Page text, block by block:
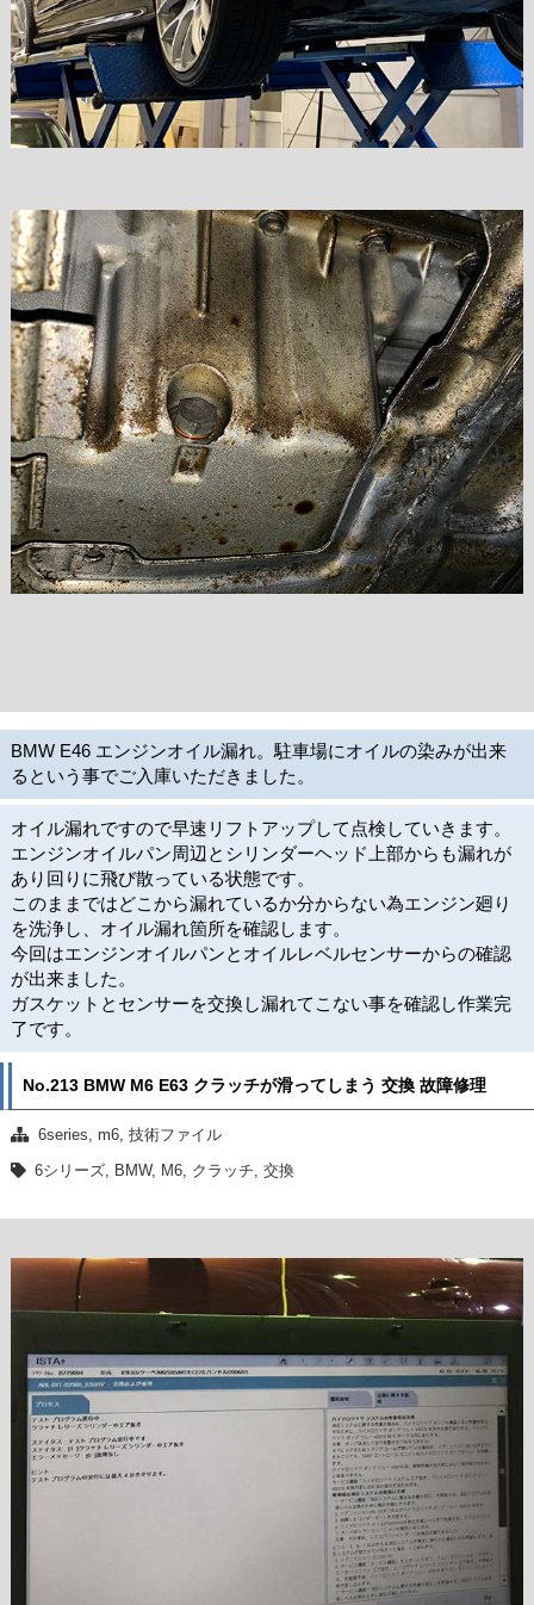
BMW E46 エンジンオイル漏れ。駐車場にオイルの染みが出来
るという事でご入庫いただきました。
オイル漏れですので早速リフトアップして点検していきます。
エンジンオイルパン周辺とシリンダーヘッド上部からも漏れが
あり回りに飛び散っている状態です。
このままではどこから漏れているか分からない為エンジン廻り
を洗浄し、オイル漏れ箇所を確認します。
今回はエンジンオイルパンとオイルレベルセンサーからの確認
が出来ました。
ガスケットとセンサーを交換し漏れてこない事を確認し作業完
了です。
No.213 BMW M6 E63 クラッチが滑ってしまう 交換 故障修理
6series,m6,技術ファイル
6シリーズ, BMW, M6, クラッチ,交換